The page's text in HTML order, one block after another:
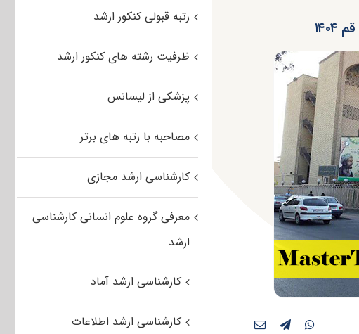
رتبه قبولی کنکور ارشد
ظرفیت رشته های کنکور ارشد
پزشکی از لیسانس
مصاحبه با رتبه های برتر
کارشناسی ارشد مجازی
معرفی گروه علوم انسانی کارشناسی
ارشد
کارشناسی ارشد آماد
کارشناسی ارشد اطلاعات